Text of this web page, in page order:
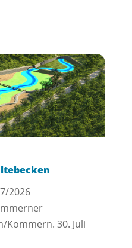
2026
Kommern. 30. Juli